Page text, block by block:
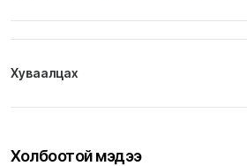
Хуваалцах
Холбоотой мэдээ